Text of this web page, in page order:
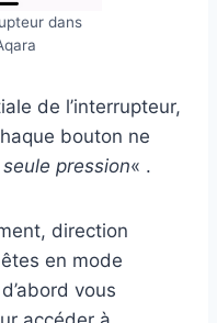
dans
de l’interrupteur,
bouton ne
pression« .
direction
en mode
vous